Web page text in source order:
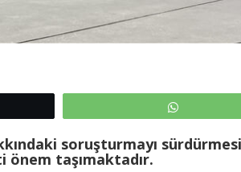
soruşturmayı
önem taşımaktadır.